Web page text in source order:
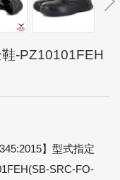
-PZ10101FEH
】型式指定
SRC-FO-